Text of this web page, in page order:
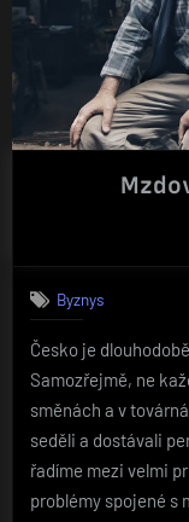
Byznys
Česko je
Samozřejmě, ne
směnách a v
seděli a dostávali
řadíme mezi velmi
problémy spojené s